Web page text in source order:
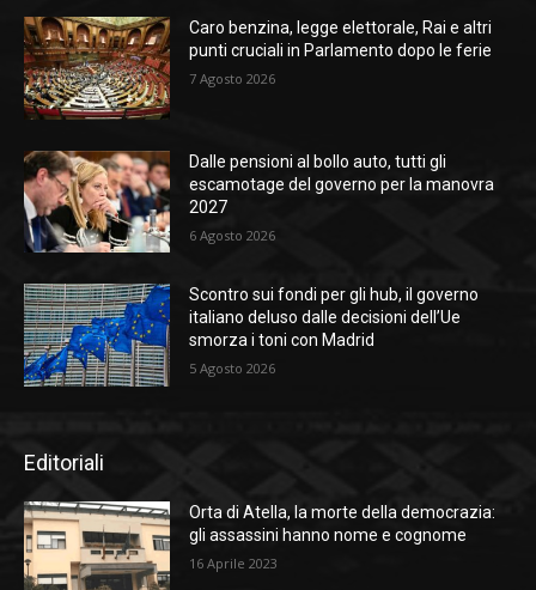
Caro benzina, legge elettorale, Rai e altri
punti cruciali in Parlamento dopo le ferie
7 Agosto 2026
Dalle pensioni al bollo auto, tutti gli
escamotage del governo per la manovra
2027
6 Agosto 2026
Scontro sui fondi per gli hub, il governo
italiano deluso dalle decisioni dell’Ue
smorza i toni con Madrid
5 Agosto 2026
Editoriali
Orta di Atella, la morte della democrazia:
gli assassini hanno nome e cognome
16 Aprile 2023